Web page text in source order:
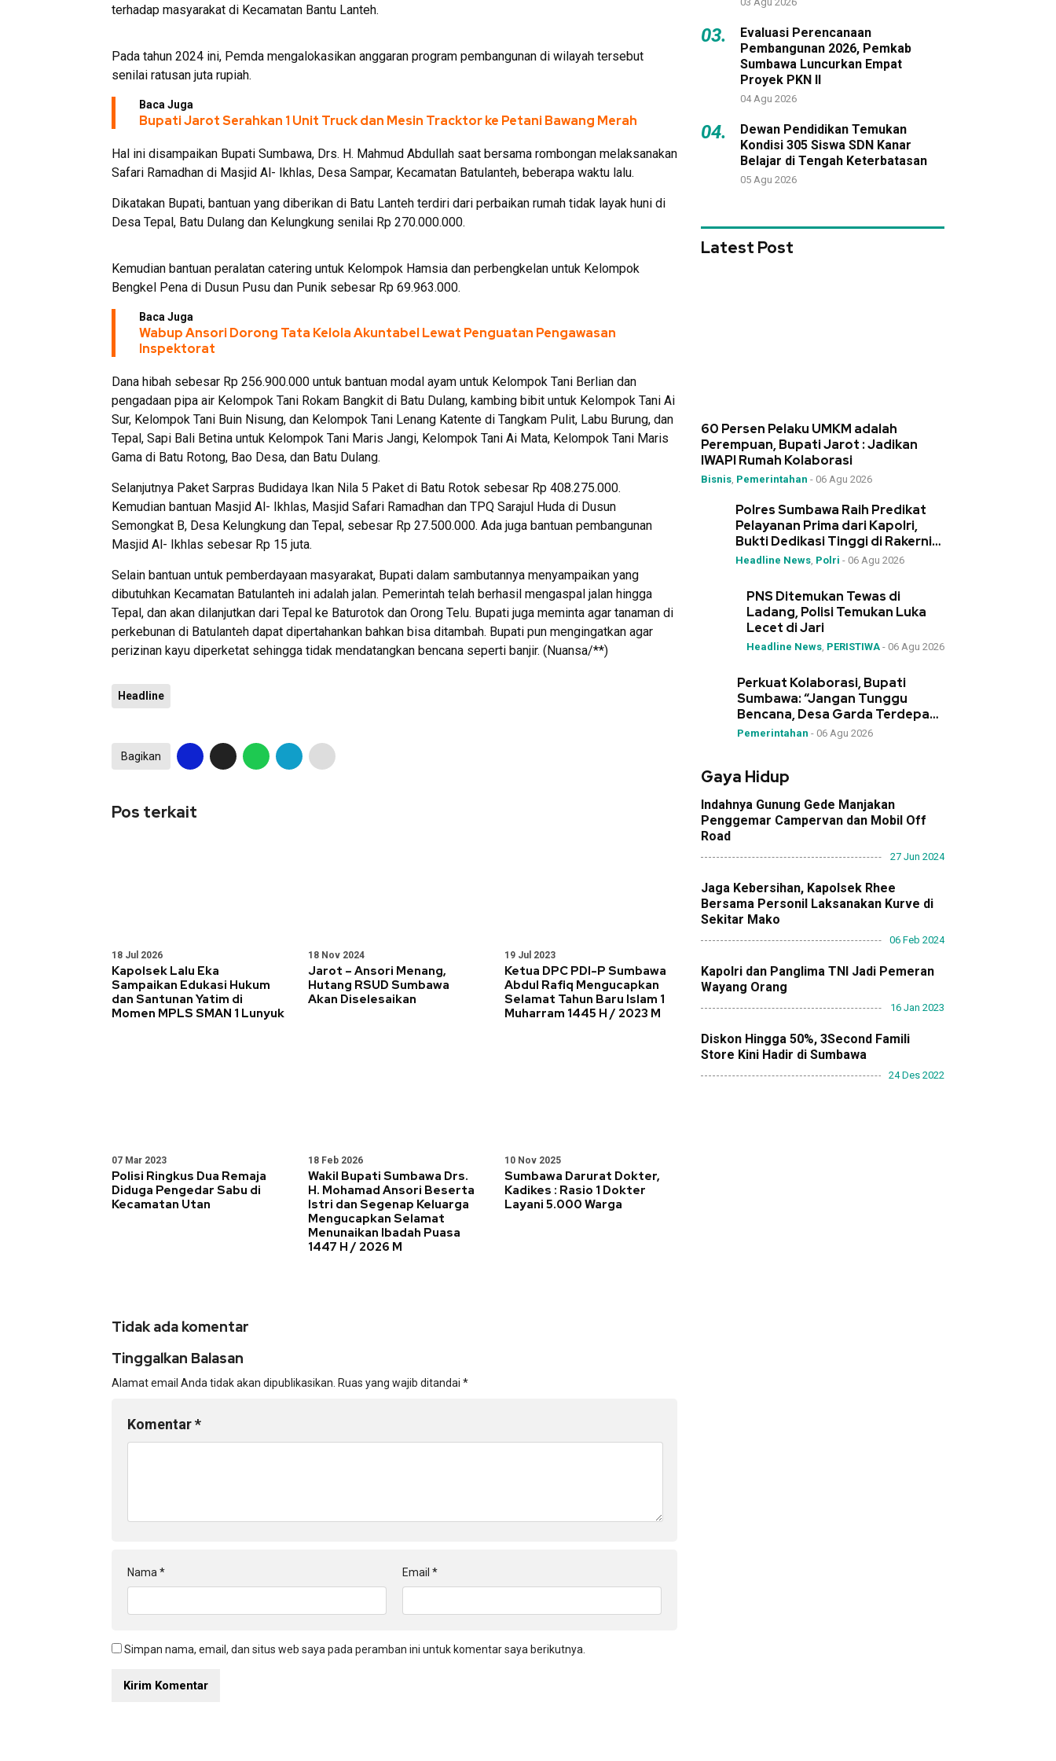
terhadap masyarakat di Kecamatan Bantu Lanteh.
Pada tahun 2024 ini, Pemda mengalokasikan anggaran program pembangunan di wilayah tersebut
senilai ratusan juta rupiah.
Baca Juga
Bupati Jarot Serahkan 1 Unit Truck dan Mesin Tracktor ke Petani Bawang Merah
Hal ini disampaikan Bupati Sumbawa, Drs. H. Mahmud Abdullah saat bersama rombongan melaksanakan
Safari Ramadhan di Masjid Al- Ikhlas, Desa Sampar, Kecamatan Batulanteh, beberapa waktu lalu.
Dikatakan Bupati, bantuan yang diberikan di Batu Lanteh terdiri dari perbaikan rumah tidak layak huni di
Desa Tepal, Batu Dulang dan Kelungkung senilai Rp 270.000.000.
Kemudian bantuan peralatan catering untuk Kelompok Hamsia dan perbengkelan untuk Kelompok
Bengkel Pena di Dusun Pusu dan Punik sebesar Rp 69.963.000.
Baca Juga
Wabup Ansori Dorong Tata Kelola Akuntabel Lewat Penguatan Pengawasan
Inspektorat
Dana hibah sebesar Rp 256.900.000 untuk bantuan modal ayam untuk Kelompok Tani Berlian dan
pengadaan pipa air Kelompok Tani Rokam Bangkit di Batu Dulang, kambing bibit untuk Kelompok Tani Ai
Sur, Kelompok Tani Buin Nisung, dan Kelompok Tani Lenang Katente di Tangkam Pulit, Labu Burung, dan
Tepal, Sapi Bali Betina untuk Kelompok Tani Maris Jangi, Kelompok Tani Ai Mata, Kelompok Tani Maris
Gama di Batu Rotong, Bao Desa, dan Batu Dulang.
Selanjutnya Paket Sarpras Budidaya Ikan Nila 5 Paket di Batu Rotok sebesar Rp 408.275.000.
Kemudian bantuan Masjid Al- Ikhlas, Masjid Safari Ramadhan dan TPQ Sarajul Huda di Dusun
Semongkat B, Desa Kelungkung dan Tepal, sebesar Rp 27.500.000. Ada juga bantuan pembangunan
Masjid Al- Ikhlas sebesar Rp 15 juta.
Selain bantuan untuk pemberdayaan masyarakat, Bupati dalam sambutannya menyampaikan yang
dibutuhkan Kecamatan Batulanteh ini adalah jalan. Pemerintah telah berhasil mengaspal jalan hingga
Tepal, dan akan dilanjutkan dari Tepal ke Baturotok dan Orong Telu. Bupati juga meminta agar tanaman di
perkebunan di Batulanteh dapat dipertahankan bahkan bisa ditambah. Bupati pun mengingatkan agar
perizinan kayu diperketat sehingga tidak mendatangkan bencana seperti banjir. (Nuansa/**)
Headline
Bagikan
Pos terkait
18 Jul 2026
Kapolsek Lalu Eka
Sampaikan Edukasi Hukum
dan Santunan Yatim di
Momen MPLS SMAN 1 Lunyuk
18 Nov 2024
Jarot – Ansori Menang,
Hutang RSUD Sumbawa
Akan Diselesaikan
19 Jul 2023
Ketua DPC PDI-P Sumbawa
Abdul Rafiq Mengucapkan
Selamat Tahun Baru Islam 1
Muharram 1445 H / 2023 M
07 Mar 2023
Polisi Ringkus Dua Remaja
Diduga Pengedar Sabu di
Kecamatan Utan
18 Feb 2026
Wakil Bupati Sumbawa Drs.
H. Mohamad Ansori Beserta
Istri dan Segenap Keluarga
Mengucapkan Selamat
Menunaikan Ibadah Puasa
1447 H / 2026 M
10 Nov 2025
Sumbawa Darurat Dokter,
Kadikes : Rasio 1 Dokter
Layani 5.000 Warga
Tidak ada komentar
Tinggalkan Balasan
Alamat email Anda tidak akan dipublikasikan. Ruas yang wajib ditandai *
Komentar*
Nama * Email *
Simpan nama, email, dan situs web saya pada peramban ini untuk komentar saya berikutnya.
03.
Evaluasi Perencanaan
Pembangunan 2026, Pemkab
Sumbawa Luncurkan Empat
Proyek PKN II
04 Agu 2026
04.
Dewan Pendidikan Temukan
Kondisi 305 Siswa SDN Kanar
Belajar di Tengah Keterbatasan
05 Agu 2026
Latest Post
60 Persen Pelaku UMKM adalah
Perempuan, Bupati Jarot : Jadikan
IWAPI Rumah Kolaborasi
Bisnis, Pemerintahan - 06 Agu 2026
Polres Sumbawa Raih Predikat
Pelayanan Prima dari Kapolri,
Bukti Dedikasi Tinggi di Rakernis
Polda NTB
Headline News, Polri - 06 Agu 2026
PNS Ditemukan Tewas di
Ladang, Polisi Temukan Luka
Lecet di Jari
Headline News, PERISTIWA- 06 Agu 2026
Perkuat Kolaborasi, Bupati
Sumbawa: “Jangan Tunggu
Bencana, Desa Garda Terdepan
Mitigasi!”
Pemerintahan - 06 Agu 2026
Gaya Hidup
Indahnya Gunung Gede Manjakan
Penggemar Campervan dan Mobil Off
Road
27 Jun 2024
Jaga Kebersihan, Kapolsek Rhee
Bersama Personil Laksanakan Kurve di
Sekitar Mako
06 Feb 2024
Kapolri dan Panglima TNI Jadi Pemeran
Wayang Orang
16 Jan 2023
Diskon Hingga 50%, 3Second Famili
Store Kini Hadir di Sumbawa
24 Des 2022